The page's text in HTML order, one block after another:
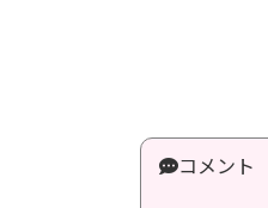
コメント